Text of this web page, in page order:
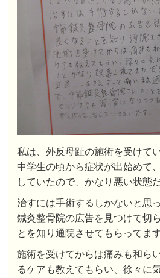
私は、外反母趾の施術を受けてい
中学生の頃から症状が出始めて
していたので、かなり悪い状態
治すには手術するしかないと思
鍼灸整骨院の広告を見つけて切
とを知り通院させてもらってます
施術を受けてからは痛みも和ら
るケアも教えてもらい、徐々に